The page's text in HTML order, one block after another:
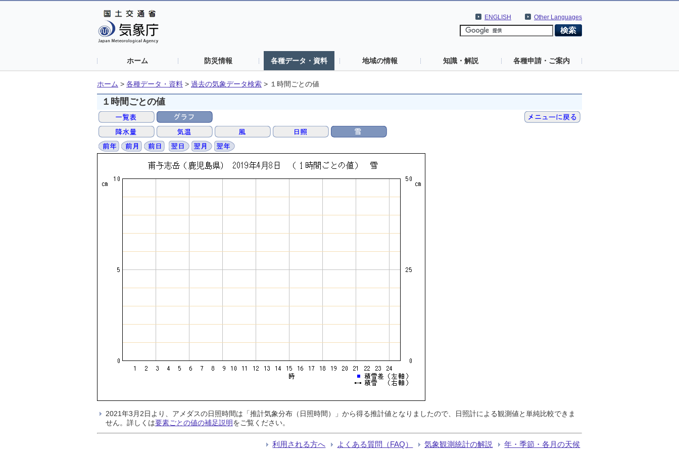
Other Languages
ENGLISH
ホーム 防災情報 各種データ・資料 地域の情報 知識・解説 各種申請・ご案内
ホーム > 各種データ・資料 > 過去の気象データ検索 > １時間ごとの値
１時間ごとの値
2021年3月2日より、アメダスの日照時間は「推計気象分布（日照時間）」から得る推計値となりましたので、日照計による観測値と単純比較できま
せん。詳しくは要素ごとの値の補足説明をご覧ください。
利用される方へ よくある質問（FAQ） 気象観測統計の解説 年・季節・各月の天候